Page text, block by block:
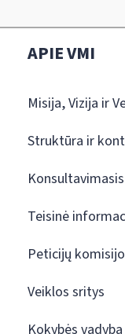
APIE VMI
Misija, Vizija ir
Struktūra ir
Teisinė
Peticijų
Veiklos sritys
Kokybės vadyba